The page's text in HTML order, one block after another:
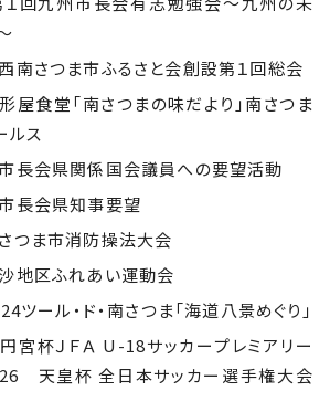
さつま市ふるさと会創設第１回総会
食堂「南さつまの味だより」南さつま
ルス
長会県関係国会議員への要望活動
長会県知事要望
つま市消防操法大会
地区ふれあい運動会
ール・ド・南さつま「海道八景めぐり」
杯ＪＦＡ U-18サッカープレミアリー
天皇杯 全日本サッカー選手権大会